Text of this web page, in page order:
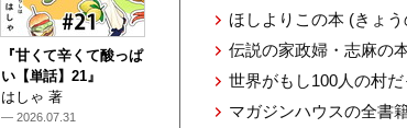
『甘くて辛くて酸っぱ
い【単話】21』
はしゃ 著
— 2026.07.31
ほしよりこの本 (きょ
伝説の家政婦・志麻の
世界がもし100人の村だ
マガジンハウスの全書